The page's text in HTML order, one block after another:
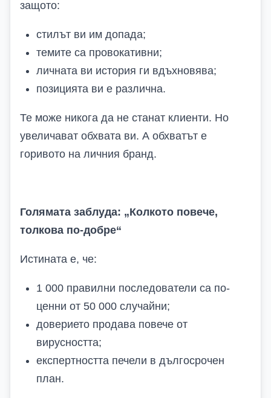
защото:
стилът ви им допада;
темите са провокативни;
личната ви история ги вдъхновява;
позицията ви е различна.
Те може никога да не станат клиенти. Но
увеличават обхвата ви. А обхватът е
горивото на личния бранд.
Голямата заблуда: „Колкото повече,
толкова по-добре“
Истината е, че:
1 000 правилни последователи са по-
ценни от 50 000 случайни;
доверието продава повече от
вирусността;
експертността печели в дългосрочен
план.